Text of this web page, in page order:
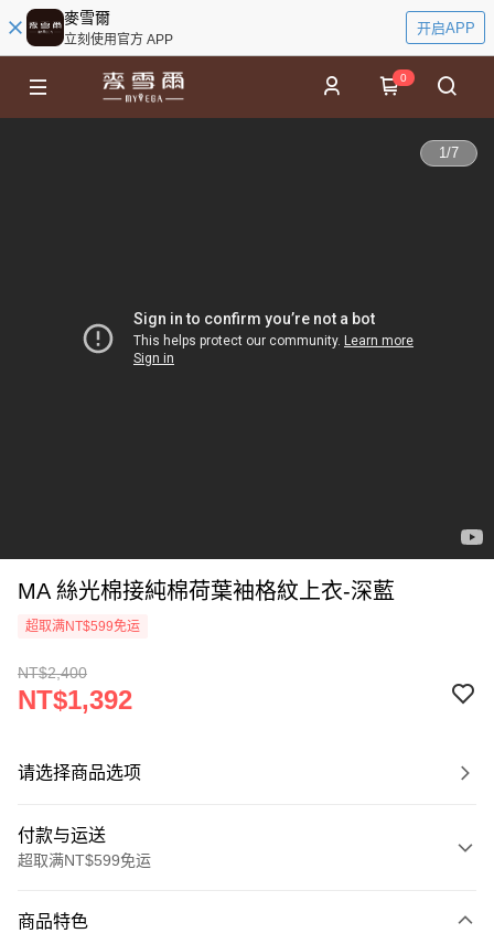
麥雪爾
立刻使用官方 APP
开启APP
0
1/7
MA 絲光棉接純棉荷葉袖格紋上衣-深藍
超取满NT$599免运
NT$2,400
NT$1,392
请选择商品选项
付款与运送
超取满NT$599免运
信用卡一次付款
商品特色